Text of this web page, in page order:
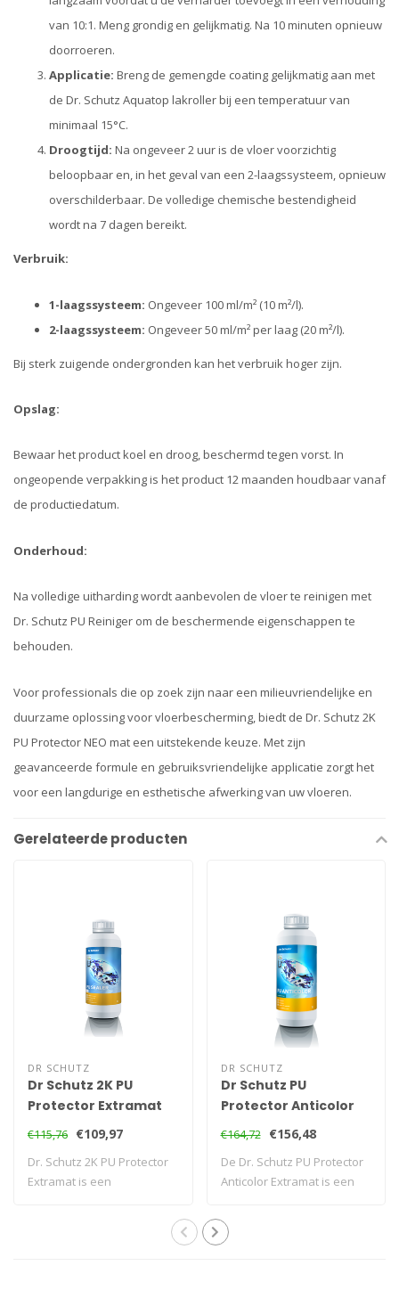
van 10:1. Meng grondig en gelijkmatig. Na 10 minuten opnieuw
doorroeren.
Applicatie: Breng de gemengde coating gelijkmatig aan met
de Dr. Schutz Aquatop lakroller bij een temperatuur van
minimaal 15°C.
Droogtijd: Na ongeveer 2 uur is de vloer voorzichtig
beloopbaar en, in het geval van een 2-laagssysteem, opnieuw
overschilderbaar. De volledige chemische bestendigheid
wordt na 7 dagen bereikt.
Verbruik:
1-laagssysteem: Ongeveer 100 ml/m² (10 m²/l).
2-laagssysteem: Ongeveer 50 ml/m² per laag (20 m²/l).
Bij sterk zuigende ondergronden kan het verbruik hoger zijn.
Opslag:
Bewaar het product koel en droog, beschermd tegen vorst. In
ongeopende verpakking is het product 12 maanden houdbaar vanaf
de productiedatum.
Onderhoud:
Na volledige uitharding wordt aanbevolen de vloer te reinigen met
Dr. Schutz PU Reiniger om de beschermende eigenschappen te
behouden.
Voor professionals die op zoek zijn naar een milieuvriendelijke en
duurzame oplossing voor vloerbescherming, biedt de Dr. Schutz 2K
PU Protector NEO mat een uitstekende keuze. Met zijn
geavanceerde formule en gebruiksvriendelijke applicatie zorgt het
voor een langdurige en esthetische afwerking van uw vloeren.
Gerelateerde producten
DR SCHUTZ
Dr Schutz 2K PU
Protector Extramat
990ml
€115,76 €109,97
Dr. Schutz 2K PU Protector
Extramat is een
DR SCHUTZ
Dr Schutz PU
Protector Anticolor
Extramat 1,08L
€164,72 €156,48
De Dr. Schutz PU Protector
Anticolor Extramat is een